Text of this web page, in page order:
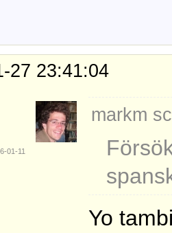
27 23:41:04
01-11
markm
Yo